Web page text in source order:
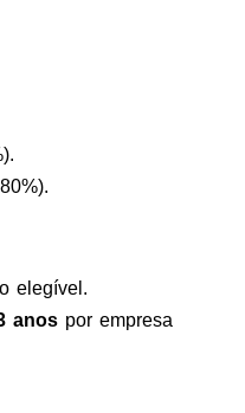
elegível.
anos por empresa